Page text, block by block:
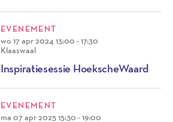
EVENEMENT
wo 17 apr 2024 13:00 - 17:30
Klaaswaal
Inspiratiesessie HoekscheWaard
EVENEMENT
ma 07 apr 202515:30 - 19:00